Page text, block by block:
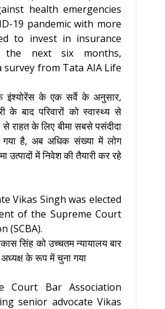
health emergencies
19 pandemic with more
to invest in insurance
the next six months,
survey from Tata AIA Life
इंश्योरेंस के एक सर्वे के अनुसार,
के बाद परिवारों को स्वास्थ्य से
राहत के लिए बीमा सबसे पसंदीदा
गया है, अब अधिक संख्या में लोग
उत्पादों में निवेश की तैयारी कर रहे
Vikas Singh was elected
of the Supreme Court
(SCBA).
सिंह को उच्चतम न्यायालय बार
के रूप में चुना गया
Court Bar Association
senior advocate Vikas